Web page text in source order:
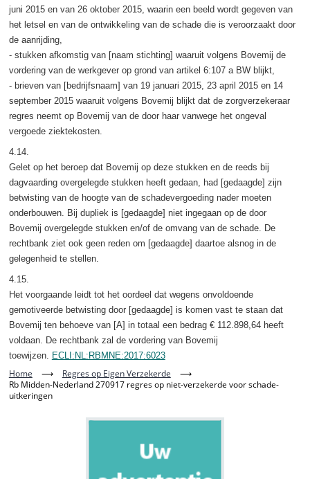
juni 2015 en van 26 oktober 2015, waarin een beeld wordt gegeven van
het letsel en van de ontwikkeling van de schade die is veroorzaakt door
de aanrijding,
- stukken afkomstig van [naam stichting] waaruit volgens Bovemij de
vordering van de werkgever op grond van artikel 6:107 a BW blijkt,
- brieven van [bedrijfsnaam] van 19 januari 2015, 23 april 2015 en 14
september 2015 waaruit volgens Bovemij blijkt dat de zorgverzekeraar
regres neemt op Bovemij van de door haar vanwege het ongeval
vergoede ziektekosten.
4.14.
Gelet op het beroep dat Bovemij op deze stukken en de reeds bij
dagvaarding overgelegde stukken heeft gedaan, had [gedaagde] zijn
betwisting van de hoogte van de schadevergoeding nader moeten
onderbouwen. Bij dupliek is [gedaagde] niet ingegaan op de door
Bovemij overgelegde stukken en/of de omvang van de schade. De
rechtbank ziet ook geen reden om [gedaagde] daartoe alsnog in de
gelegenheid te stellen.
4.15.
Het voorgaande leidt tot het oordeel dat wegens onvoldoende
gemotiveerde betwisting door [gedaagde] is komen vast te staan dat
Bovemij ten behoeve van [A] in totaal een bedrag € 112.898,64 heeft
voldaan. De rechtbank zal de vordering van Bovemij
toewijzen.
ECLI:NL:RBMNE:2017:6023
Home ⟶ Regres op Eigen Verzekerde
⟶
Rb Midden-Nederland 270917 regres op niet-verzekerde voor schade-
uitkeringen